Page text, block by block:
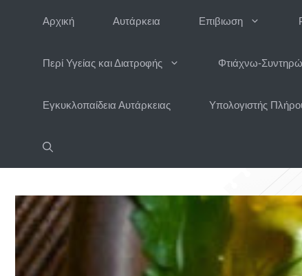
Αρχική Αυτάρκεια Επιβιωση
Περί Υγείας και Διατροφής Φτιάχνω-
Εγκυκλοπαίδεια Αυτάρκειας Υπολογιστής